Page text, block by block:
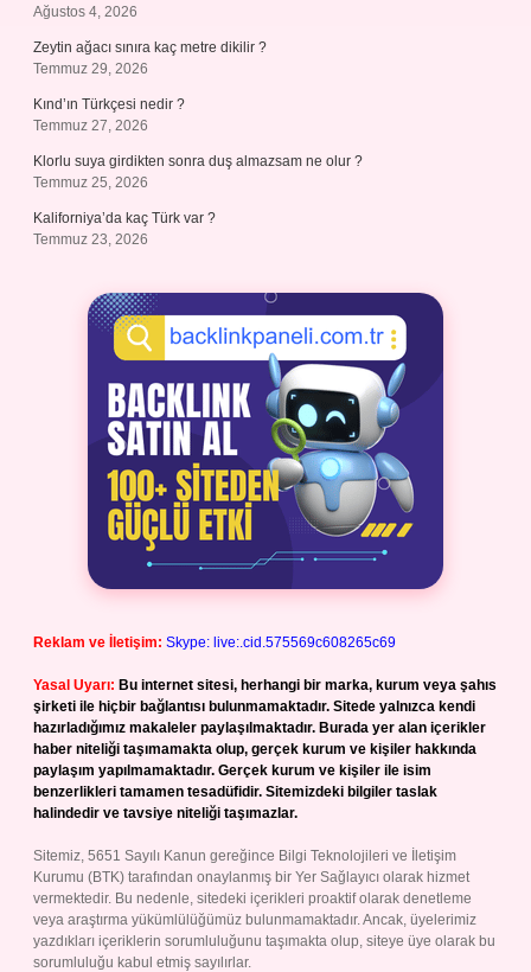
Ağustos 4, 2026
Zeytin ağacı sınıra kaç metre dikilir ?
Temmuz 29, 2026
Kınd’ın Türkçesi nedir ?
Temmuz 27, 2026
Klorlu suya girdikten sonra duş almazsam ne olur ?
Temmuz 25, 2026
Kaliforniya’da kaç Türk var ?
Temmuz 23, 2026
Reklam ve İletişim: Skype: live:.cid.575569c608265c69
Yasal Uyarı: Bu internet sitesi, herhangi bir marka, kurum veya şahıs
şirketi ile hiçbir bağlantısı bulunmamaktadır. Sitede yalnızca kendi
hazırladığımız makaleler paylaşılmaktadır. Burada yer alan içerikler
haber niteliği taşımamakta olup, gerçek kurum ve kişiler hakkında
paylaşım yapılmamaktadır. Gerçek kurum ve kişiler ile isim
benzerlikleri tamamen tesadüfidir. Sitemizdeki bilgiler taslak
halindedir ve tavsiye niteliği taşımazlar.
Sitemiz, 5651 Sayılı Kanun gereğince Bilgi Teknolojileri ve İletişim
Kurumu (BTK) tarafından onaylanmış bir Yer Sağlayıcı olarak hizmet
vermektedir. Bu nedenle, sitedeki içerikleri proaktif olarak denetleme
veya araştırma yükümlülüğümüz bulunmamaktadır. Ancak, üyelerimiz
yazdıkları içeriklerin sorumluluğunu taşımakta olup, siteye üye olarak bu
sorumluluğu kabul etmiş sayılırlar.